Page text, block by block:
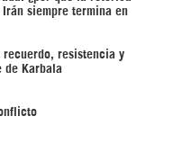
Irán siempre termina en
recuerdo, resistencia y
de Karbala